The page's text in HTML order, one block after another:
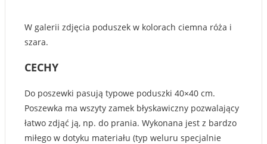
W galerii zdjęcia poduszek w kolorach ciemna róża i
szara.
CECHY
Do poszewki pasują typowe poduszki 40×40 cm.
Poszewka ma wszyty zamek błyskawiczny pozwalający
łatwo zdjąć ją, np. do prania. Wykonana jest z bardzo
miłego w dotyku materiału (typ weluru specjalnie